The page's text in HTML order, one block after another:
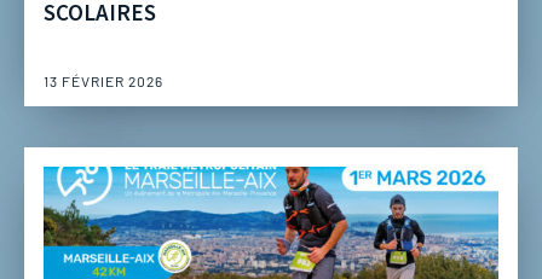
SCOLAIRES
13 FÉVRIER 2026